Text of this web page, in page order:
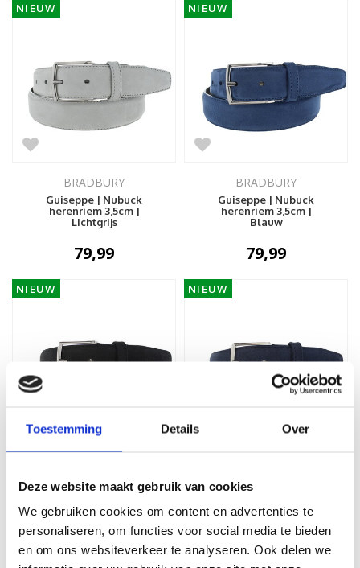
Toestemming Details Over
Deze website maakt gebruik van cookies
We gebruiken cookies om content en advertenties te
personaliseren, om functies voor social media te bieden
en om ons websiteverkeer te analyseren. Ook delen we
NIEUW
BRADBURY
Guiseppe | Nubuck
herenriem 3,5cm |
Lichtgrijs
79,99
NIEUW
BRADBURY
Guiseppe | Nubuck
herenriem 3,5cm |
Blauw
79,99
NIEUW
Guiseppe | Nubuck
herenriem 3,5cm | Zwart
79,99
NIEUW
Guiseppe | Nubuck
herenriem 3,5cm |
79,99